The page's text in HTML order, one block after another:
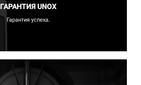
ГАРАНТИЯ UNOX
Гарантия успеха.